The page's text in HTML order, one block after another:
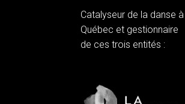
Catalyseur de la danse à
Québec et gestionnaire
de ces trois entités :